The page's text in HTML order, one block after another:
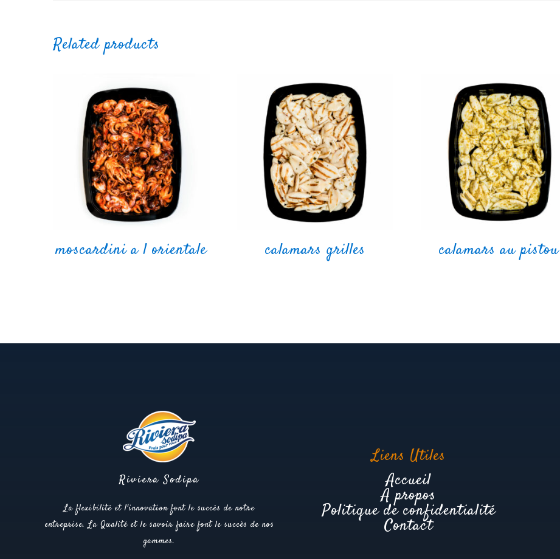
Related products
moscardini a l orientale calamars grilles calamars au pistou
Riviera Sodipa
La flexibilité et l'innovation font le succès de notre
entreprise. La Qualité et le savoir faire font le succès de nos
gammes.
Liens Utiles
Accueil
A propos
Politique de confidentialité
Contact